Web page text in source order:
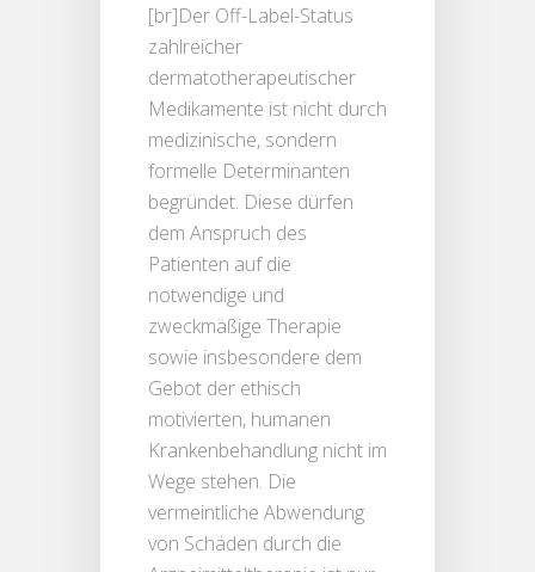
[br]Der Off-Label-Status
zahlreicher
dermatotherapeutischer
Medikamente ist nicht durch
medizinische, sondern
formelle Determinanten
begründet. Diese dürfen
dem Anspruch des
Patienten auf die
notwendige und
zweckmäßige Therapie
sowie insbesondere dem
Gebot der ethisch
motivierten, humanen
Krankenbehandlung nicht im
Wege stehen. Die
vermeintliche Abwendung
von Schäden durch die